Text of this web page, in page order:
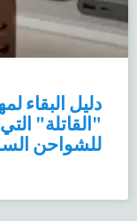
دليل البقاء
"القاتلة"
للشواحن